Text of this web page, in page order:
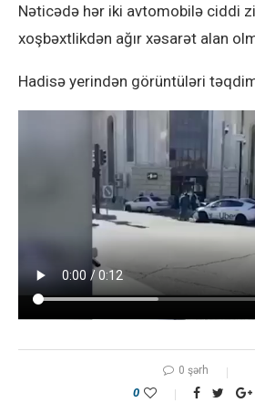
Nəticədə hər iki avtomobilə ciddi
xoşbəxtlikdən ağır xəsarət alan
Hadisə yerindən görüntüləri
0 şərh
0